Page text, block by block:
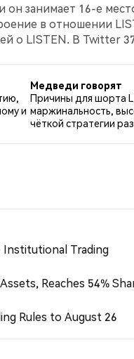
он занимает 16-е
в отношении
о LISTEN. В Twitter
и
Медведи говорят
Причины для шорта
маржинальность,
чёткой стратегии
Institutional Trading
Reaches 54%
Rules to August 26